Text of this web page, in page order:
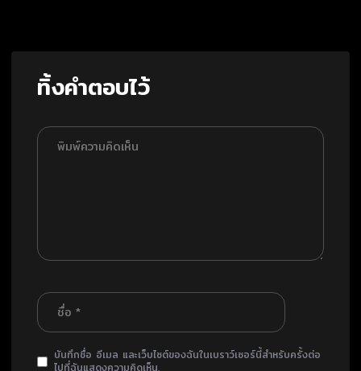
ทิ้งคำตอบไว้
บันทึกชื่อ อีเมล และเว็บไซต์ของฉันในเบราว์เซอร์นี้สำหรับครั้งต่อ
ไปที่ฉันแสดงความคิดเห็น.